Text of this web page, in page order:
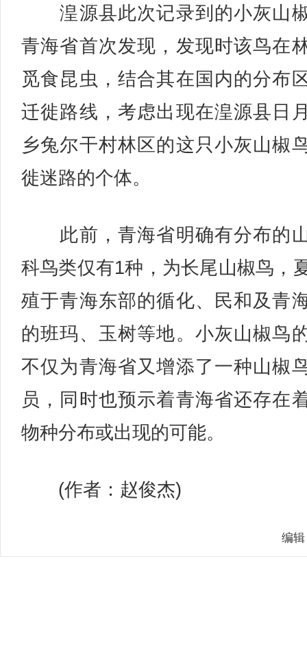
湟源县此次记录到的小灰山
青海省首次发现，发现时该鸟在
觅食昆虫，结合其在国内的分布
迁徙路线，考虑出现在湟源县日
乡兔尔干村林区的这只小灰山椒
徙迷路的个体。
此前，青海省明确有分布的
科鸟类仅有1种，为长尾山椒鸟，
殖于青海东部的循化、民和及青
的班玛、玉树等地。小灰山椒鸟
不仅为青海省又增添了一种山椒
员，同时也预示着青海省还存在
物种分布或出现的可能。
(作者：赵俊杰)
编